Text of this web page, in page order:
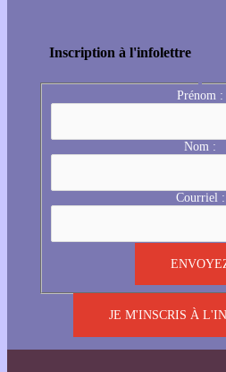
Inscription à l'infolettre
Prénom :
Nom :
Courriel :
JE M'INSCRIS À